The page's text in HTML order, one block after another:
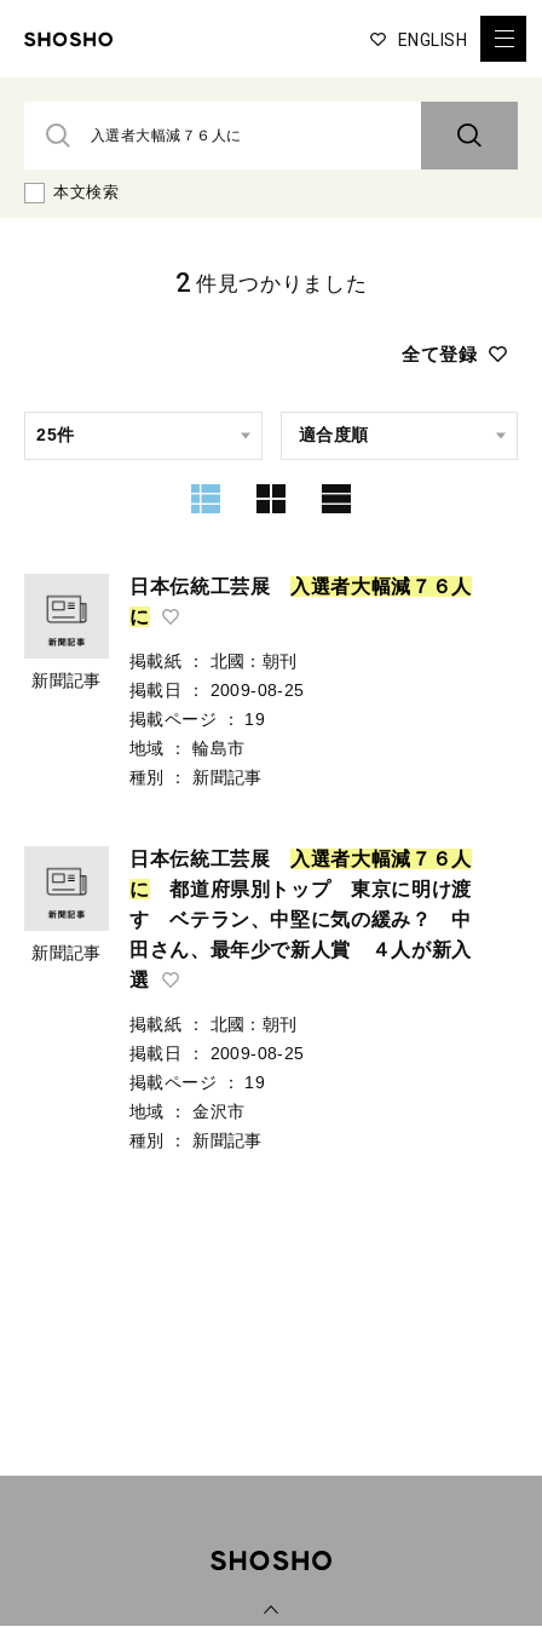
ENGLISH
本文検索
全て登録
2 件見つかりました
新聞記事
日本伝統工芸展 入選者大幅減 ７ ６ 人
に
掲載紙 ：
北國：朝刊
掲載日
：
2009-08-25
掲載ページ
：
19
地域
：
輪島市
種別
： 新聞記事
新聞記事
日本伝統工芸展 入選者大幅減 ７ ６ 人
に 都道府県別トップ 東京に明け渡
す ベテラン、中堅に気の緩み？ 中
田さん、最年少で新人賞 ４人が新入
選
掲載紙 ：
北國：朝刊
掲載日
：
2009-08-25
掲載ページ
：
19
地域
：
金沢市
種別
： 新聞記事